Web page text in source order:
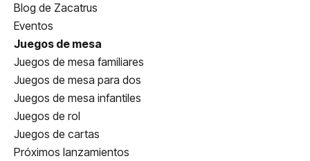
Blog de Zacatrus
Eventos
Juegos de mesa
Juegos de mesa familiares
Juegos de mesa para dos
Juegos de mesa infantiles
Juegos de rol
Juegos de cartas
Próximos lanzamientos